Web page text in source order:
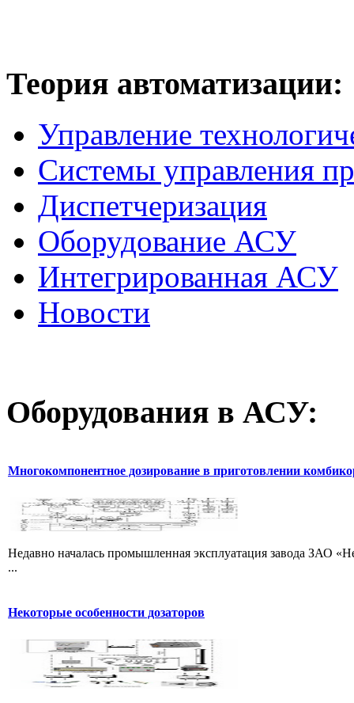
Теория автоматизации:
Управление
Системы управления
Диспетчеризация
Оборудование АСУ
Интегрированная АСУ
Новости
Оборудования в АСУ:
Многокомпонентное дозирование в приготовлении
Недавно началась промышленная эксплуатация завода ЗАО
...
Некоторые особенности дозаторов